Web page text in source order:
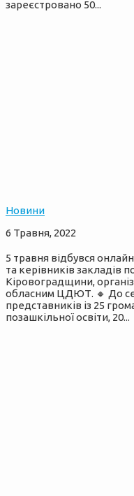
зареєстровано 50...
Новини
6 Травня, 2022
5 травня відбувся
та керівників закладів
Кіровоградщини,
обласним ЦДЮТ. 🔸 До
представників із 25
позашкільної освіти, 20...